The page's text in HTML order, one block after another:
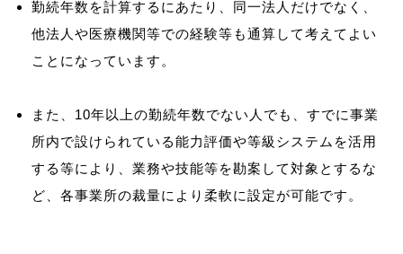
勤続年数を計算するにあたり、同一法人だけでなく、
他法人や医療機関等での経験等も通算して考えてよい
ことになっています。
また、10年以上の勤続年数でない人でも、すでに事業
所内で設けられている能力評価や等級システムを活用
する等により、業務や技能等を勘案して対象とするな
ど、各事業所の裁量により柔軟に設定が可能です。